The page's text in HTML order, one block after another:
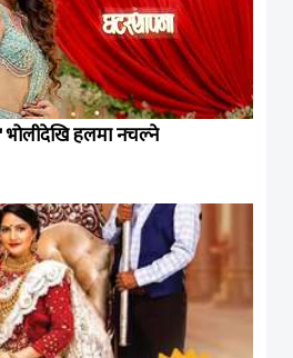
भोलीदेखि हलमा नचल्ने